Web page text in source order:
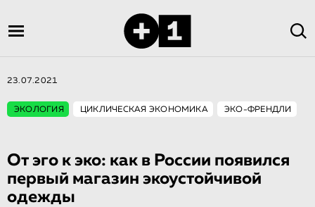
23.07.2021
ЭКОЛОГИЯ ЦИКЛИЧЕСКАЯ ЭКОНОМИКА ЭКО-ФРЕНДЛИ
От эго к эко: как в России появился
первый магазин экоустойчивой
одежды